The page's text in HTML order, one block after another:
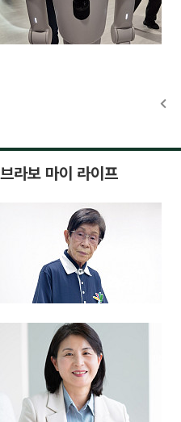
브라보 마이 라이프